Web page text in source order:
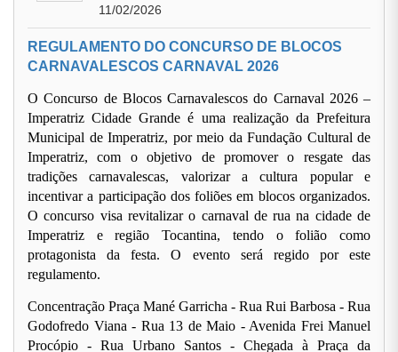
11/02/2026
REGULAMENTO DO CONCURSO DE BLOCOS
CARNAVALESCOS CARNAVAL 2026
O Concurso de Blocos Carnavalescos do Carnaval 2026 –
Imperatriz Cidade Grande é uma realização da Prefeitura
Municipal de Imperatriz, por meio da Fundação Cultural de
Imperatriz, com o objetivo de promover o resgate das
tradições carnavalescas, valorizar a cultura popular e
incentivar a participação dos foliões em blocos organizados.
O concurso visa revitalizar o carnaval de rua na cidade de
Imperatriz e região Tocantina, tendo o folião como
protagonista da festa. O evento será regido por este
regulamento.
Concentração Praça Mané Garricha - Rua Rui Barbosa - Rua
Godofredo Viana - Rua 13 de Maio - Avenida Frei Manuel
Procópio - Rua Urbano Santos - Chegada à Praça da